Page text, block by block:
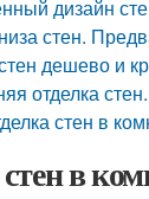
дизайн
стен.
дешево и
отделка
стен в
в